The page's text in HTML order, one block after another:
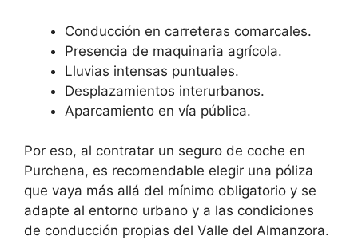
Conducción en carreteras comarcales.
Presencia de maquinaria agrícola.
Lluvias intensas puntuales.
Desplazamientos interurbanos.
Aparcamiento en vía pública.
Por eso, al contratar un seguro de coche en
Purchena, es recomendable elegir una póliza
que vaya más allá del mínimo obligatorio y se
adapte al entorno urbano y a las condiciones
de conducción propias del Valle del Almanzora.